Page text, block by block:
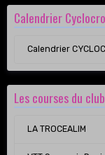
Calendrier
Calendrier
Les courses du club
LA TROCEALIM